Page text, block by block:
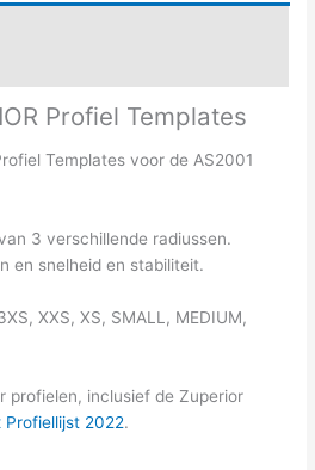
Profiel Templates
Templates voor de AS2001
3 verschillende radiussen.
en snelheid en stabiliteit.
XXS, XS, SMALL, MEDIUM,
profielen, inclusief de Zuperior
2022.